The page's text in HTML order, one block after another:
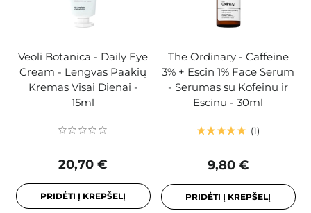
Veoli Botanica - Daily Eye
Cream - Lengvas Paakių
Kremas Visai Dienai -
15ml
20,70 €
PRIDĖTI Į KREPŠELĮ
The Ordinary - Caffeine
3% + Escin 1% Face Serum
- Serumas su Kofeinu ir
Escinu - 30ml
1
9,80 €
PRIDĖTI Į KREPŠELĮ